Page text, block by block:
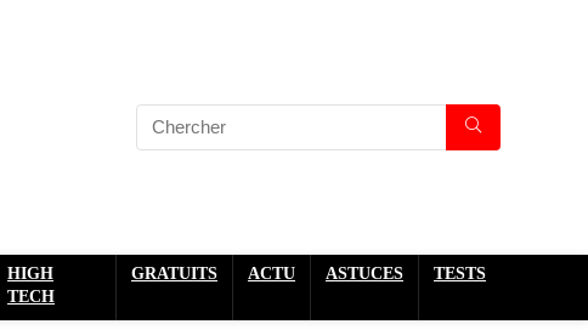
HIGH
TECH
GRATUITS ACTU ASTUCES TESTS